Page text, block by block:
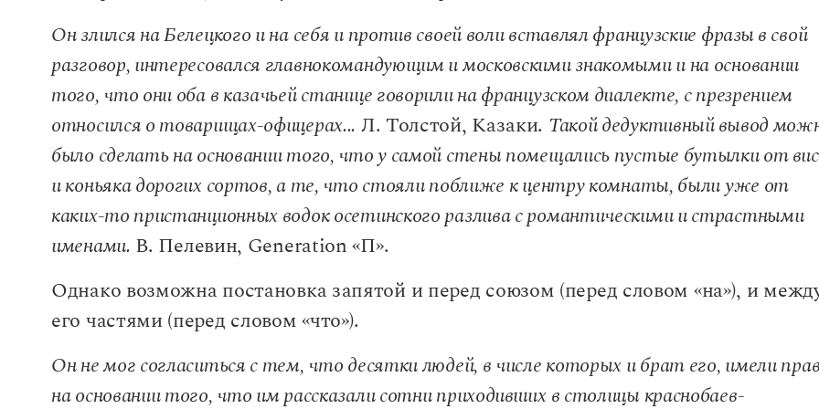
Он злился на Белецкого и на себя и против своей воли вставлял французские фразы в свой
разговор, интересовался главнокомандующим и московскими знакомыми и на основании
того, что они оба в казачьей станице говорили на французском диалекте, с презрением
относился о товарищах-офицерах... Л. Толстой, Казаки. Такой дедуктивный вывод
было сделать на основании того, что у самой стены помещались пустые бутылки от
и коньяка дорогих сортов, а те, что стояли поближе к центру комнаты, были уже от
каких-то пристанционных водок осетинского разлива с романтическими и страстными
именами. В. Пелевин, Generation «П».
Однако возможна постановка запятой и перед союзом (перед словом «на»), и
его частями (перед словом «что»).
Он не мог согласиться с тем, что десятки людей, в числе которых и брат его, имели
на основании того, что им рассказали сотни приходивших в столицы краснобаев-